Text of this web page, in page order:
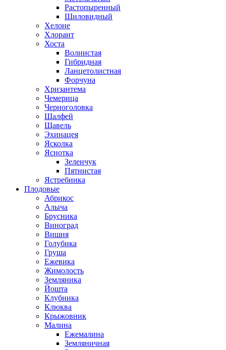
Растопыренный
Шиловидный
Хелоне
Хлорант
Хоста
Волнистая
Гибридная
Ланцетолистная
Форчуна
Хризантема
Чемерица
Черноголовка
Шалфей
Щавель
Эхинацея
Ясколка
Яснотка
Зеленчук
Пятнистая
Ястребинка
Плодовые
Абрикос
Алыча
Брусника
Виноград
Вишня
Голубика
Груша
Ежевика
Жимолость
Земляника
Йошта
Клубника
Клюква
Крыжовник
Малина
Ежемалина
Земляничная